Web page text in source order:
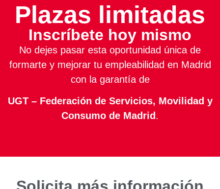
Plazas limitadas
Inscríbete hoy mismo
No dejes pasar esta oportunidad única de
formarte y mejorar tu empleabilidad en Madrid
con la garantía de
UGT – Federación de Servicios, Movilidad y
Consumo de Madrid.